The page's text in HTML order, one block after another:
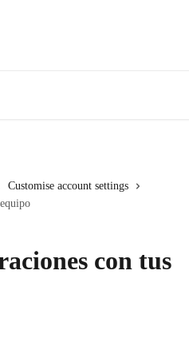
Customise account settings
con tus